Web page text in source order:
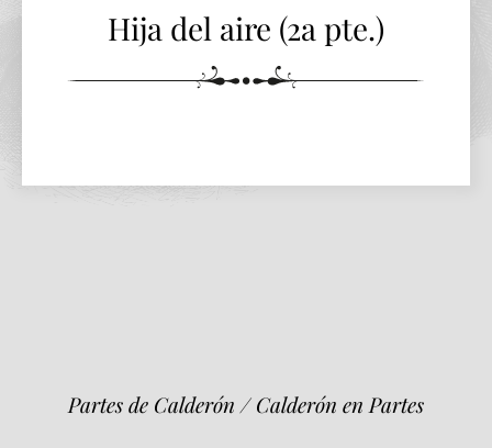
Hija del aire (2a pte.)
Partes de Calderón / Calderón en Partes